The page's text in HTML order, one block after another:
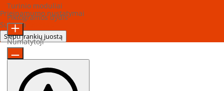
Prieinamumo nustatymai
Sukurta
Slėpti įrankių juostą
Turinio moduliai
Piktogramos dydis
Numatytoji